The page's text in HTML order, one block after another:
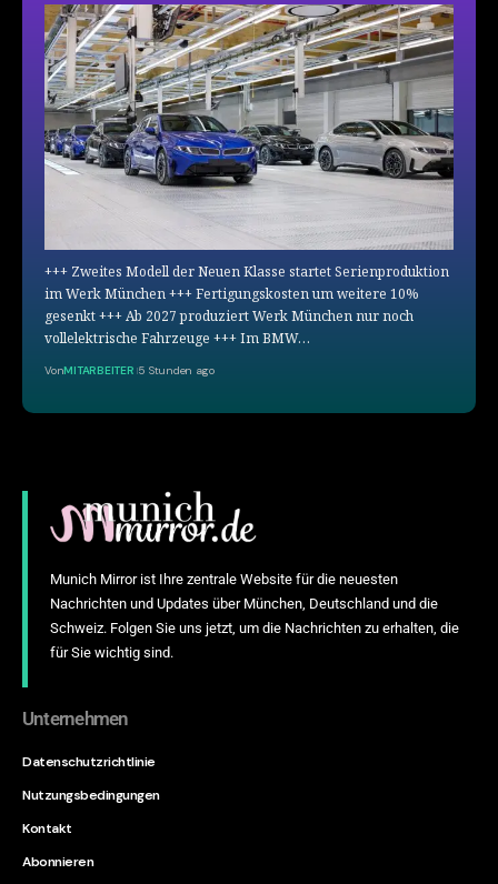
+++ Zweites Modell der Neuen Klasse startet Serienproduktion
im Werk München +++ Fertigungskosten um weitere 10%
gesenkt +++ Ab 2027 produziert Werk München nur noch
vollelektrische Fahrzeuge +++ Im BMW…
VonMITARBEITER 5 Stunden ago
Munich Mirror ist Ihre zentrale Website für die neuesten
Nachrichten und Updates über München, Deutschland und die
Schweiz. Folgen Sie uns jetzt, um die Nachrichten zu erhalten, die
für Sie wichtig sind.
Unternehmen
Datenschutzrichtlinie
Nutzungsbedingungen
Kontakt
Abonnieren